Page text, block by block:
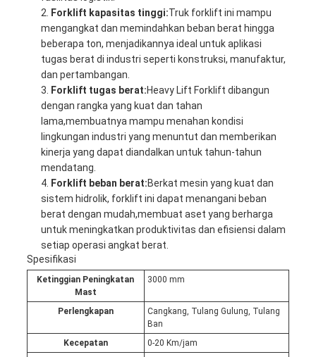
Forklift kapasitas tinggi:Truk forklift ini mampu
mengangkat dan memindahkan beban berat hingga
beberapa ton, menjadikannya ideal untuk aplikasi
tugas berat di industri seperti konstruksi, manufaktur,
dan pertambangan.
Forklift tugas berat:Heavy Lift Forklift dibangun
dengan rangka yang kuat dan tahan
lama,membuatnya mampu menahan kondisi
lingkungan industri yang menuntut dan memberikan
kinerja yang dapat diandalkan untuk tahun-tahun
mendatang.
Forklift beban berat:Berkat mesin yang kuat dan
sistem hidrolik, forklift ini dapat menangani beban
berat dengan mudah,membuat aset yang berharga
untuk meningkatkan produktivitas dan efisiensi dalam
setiap operasi angkat berat.
Spesifikasi
Ketinggian Peningkatan
Mast
3000 mm
Perlengkapan
Cangkang, Tulang Gulung, Tulang
Ban
Kecepatan
0-20 Km/jam